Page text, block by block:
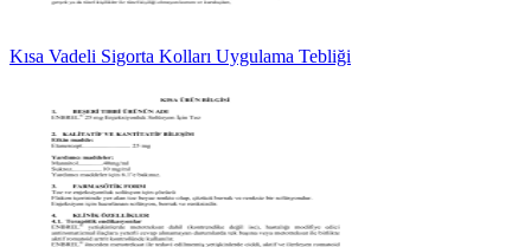
Kısa Vadeli Sigorta Kolları Uygulama Tebliği